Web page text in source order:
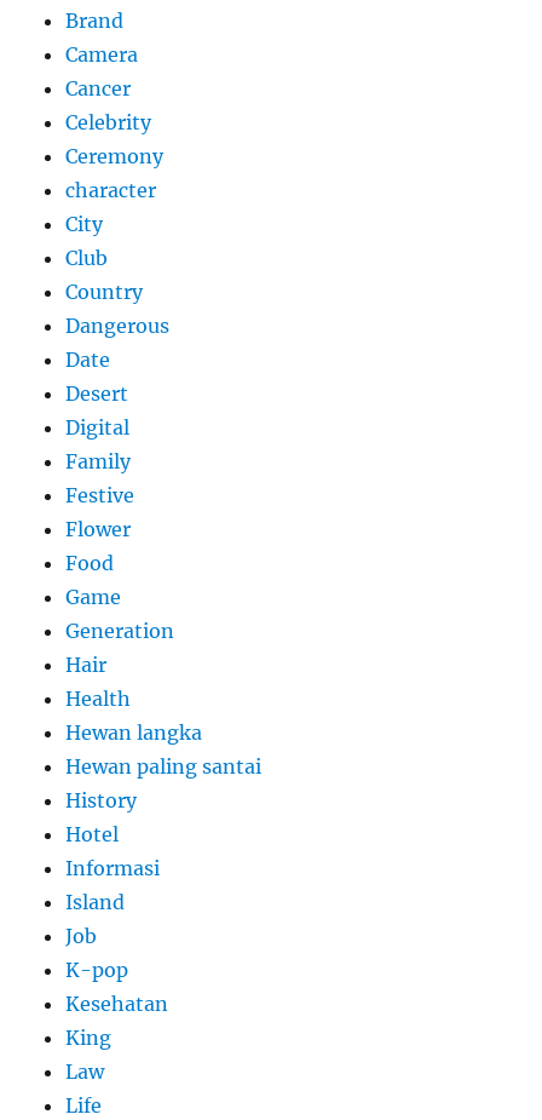
Brand
Camera
Cancer
Celebrity
Ceremony
character
City
Club
Country
Dangerous
Date
Desert
Digital
Family
Festive
Flower
Food
Game
Generation
Hair
Health
Hewan langka
Hewan paling santai
History
Hotel
Informasi
Island
Job
K-pop
Kesehatan
King
Law
Life